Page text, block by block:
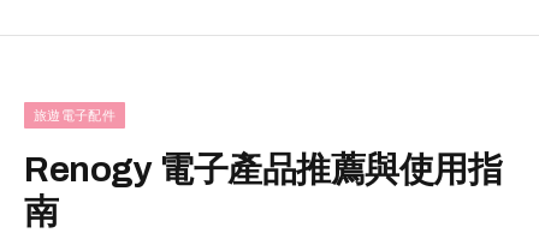
旅遊電子配件
Renogy 電子產品推薦與使用指
南